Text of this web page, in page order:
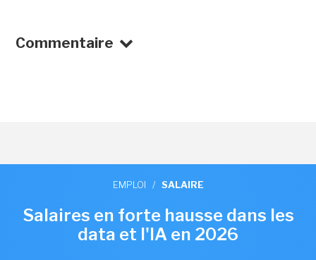
Commentaire
EMPLOI / SALAIRE
Salaires en forte hausse dans les
data et l'IA en 2026